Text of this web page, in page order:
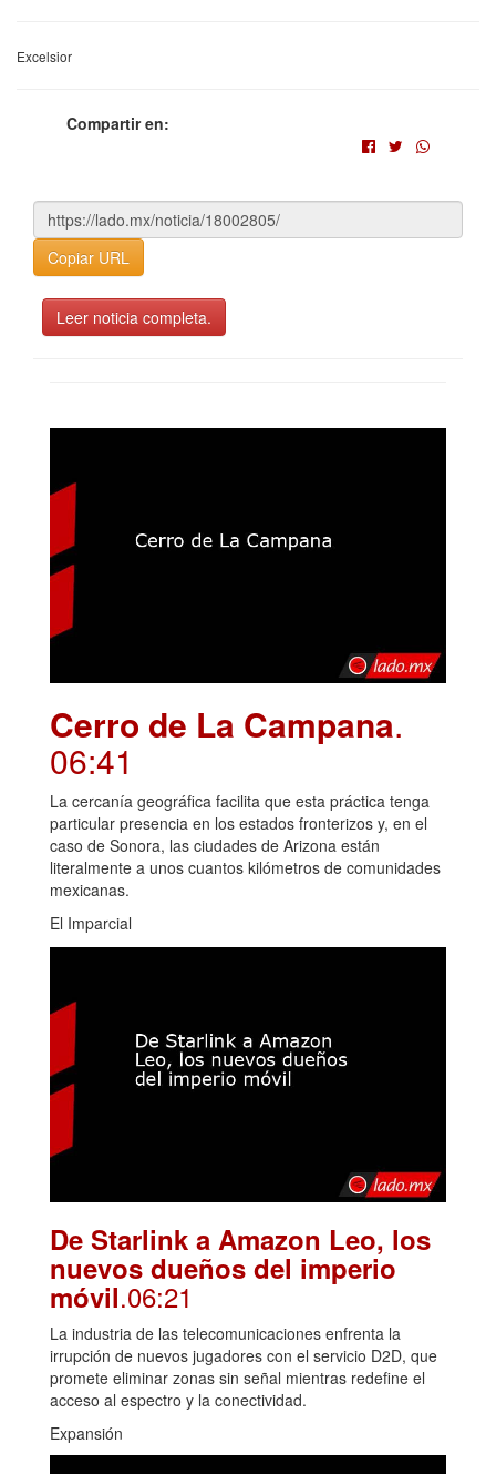
Excelsior
Compartir en:
Copiar URL
Leer noticia completa.
Cerro de La Campana.
06:41
La cercanía geográfica facilita que esta práctica tenga
particular presencia en los estados fronterizos y, en el
caso de Sonora, las ciudades de Arizona están
literalmente a unos cuantos kilómetros de comunidades
mexicanas.
El Imparcial
De Starlink a Amazon Leo, los
nuevos dueños del imperio
móvil.06:21
La industria de las telecomunicaciones enfrenta la
irrupción de nuevos jugadores con el servicio D2D, que
promete eliminar zonas sin señal mientras redefine el
acceso al espectro y la conectividad.
Expansión